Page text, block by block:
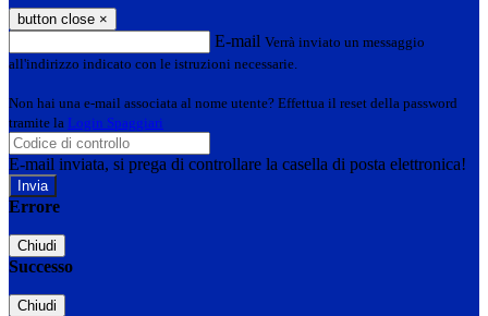
button close ×
E-mail Verrà inviato un messaggio
all'indirizzo indicato con le istruzioni necessarie.
Non hai una e-mail associata al nome utente? Effettua il reset della password
tramite la Login Spaggiari
E-mail inviata, si prega di controllare la casella di posta elettronica!
Errore
Chiudi
Successo
Chiudi